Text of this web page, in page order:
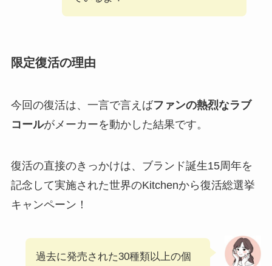
限定復活の理由
今回の復活は、一言で言えばファンの熱烈なラブ
コールがメーカーを動かした結果です。
復活の直接のきっかけは、ブランド誕生15周年を
記念して実施された世界のKitchenから復活総選挙
キャンペーン！
過去に発売された30種類以上の個